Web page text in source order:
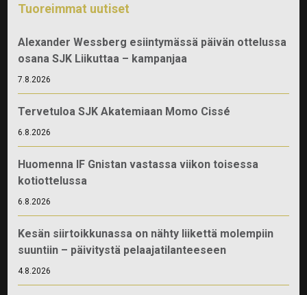
Tuoreimmat uutiset
Alexander Wessberg esiintymässä päivän ottelussa
osana SJK Liikuttaa – kampanjaa
7.8.2026
Tervetuloa SJK Akatemiaan Momo Cissé
6.8.2026
Huomenna IF Gnistan vastassa viikon toisessa
kotiottelussa
6.8.2026
Kesän siirtoikkunassa on nähty liikettä molempiin
suuntiin – päivitystä pelaajatilanteeseen
4.8.2026